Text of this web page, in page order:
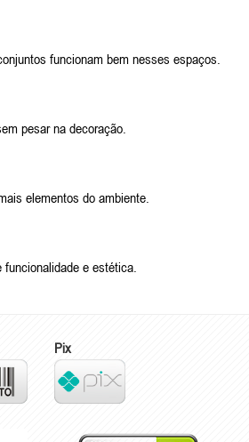
funcionam bem nesses espaços.
pesar na decoração.
elementos do ambiente.
e estética.
Pix